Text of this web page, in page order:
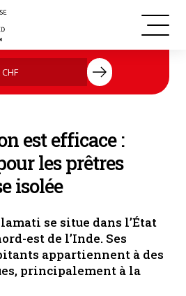
maintenant par votre don
est efficace :
les prêtres
isolée
se situe dans l’État
est de l’Inde. Ses
appartiennent à des
principalement à la